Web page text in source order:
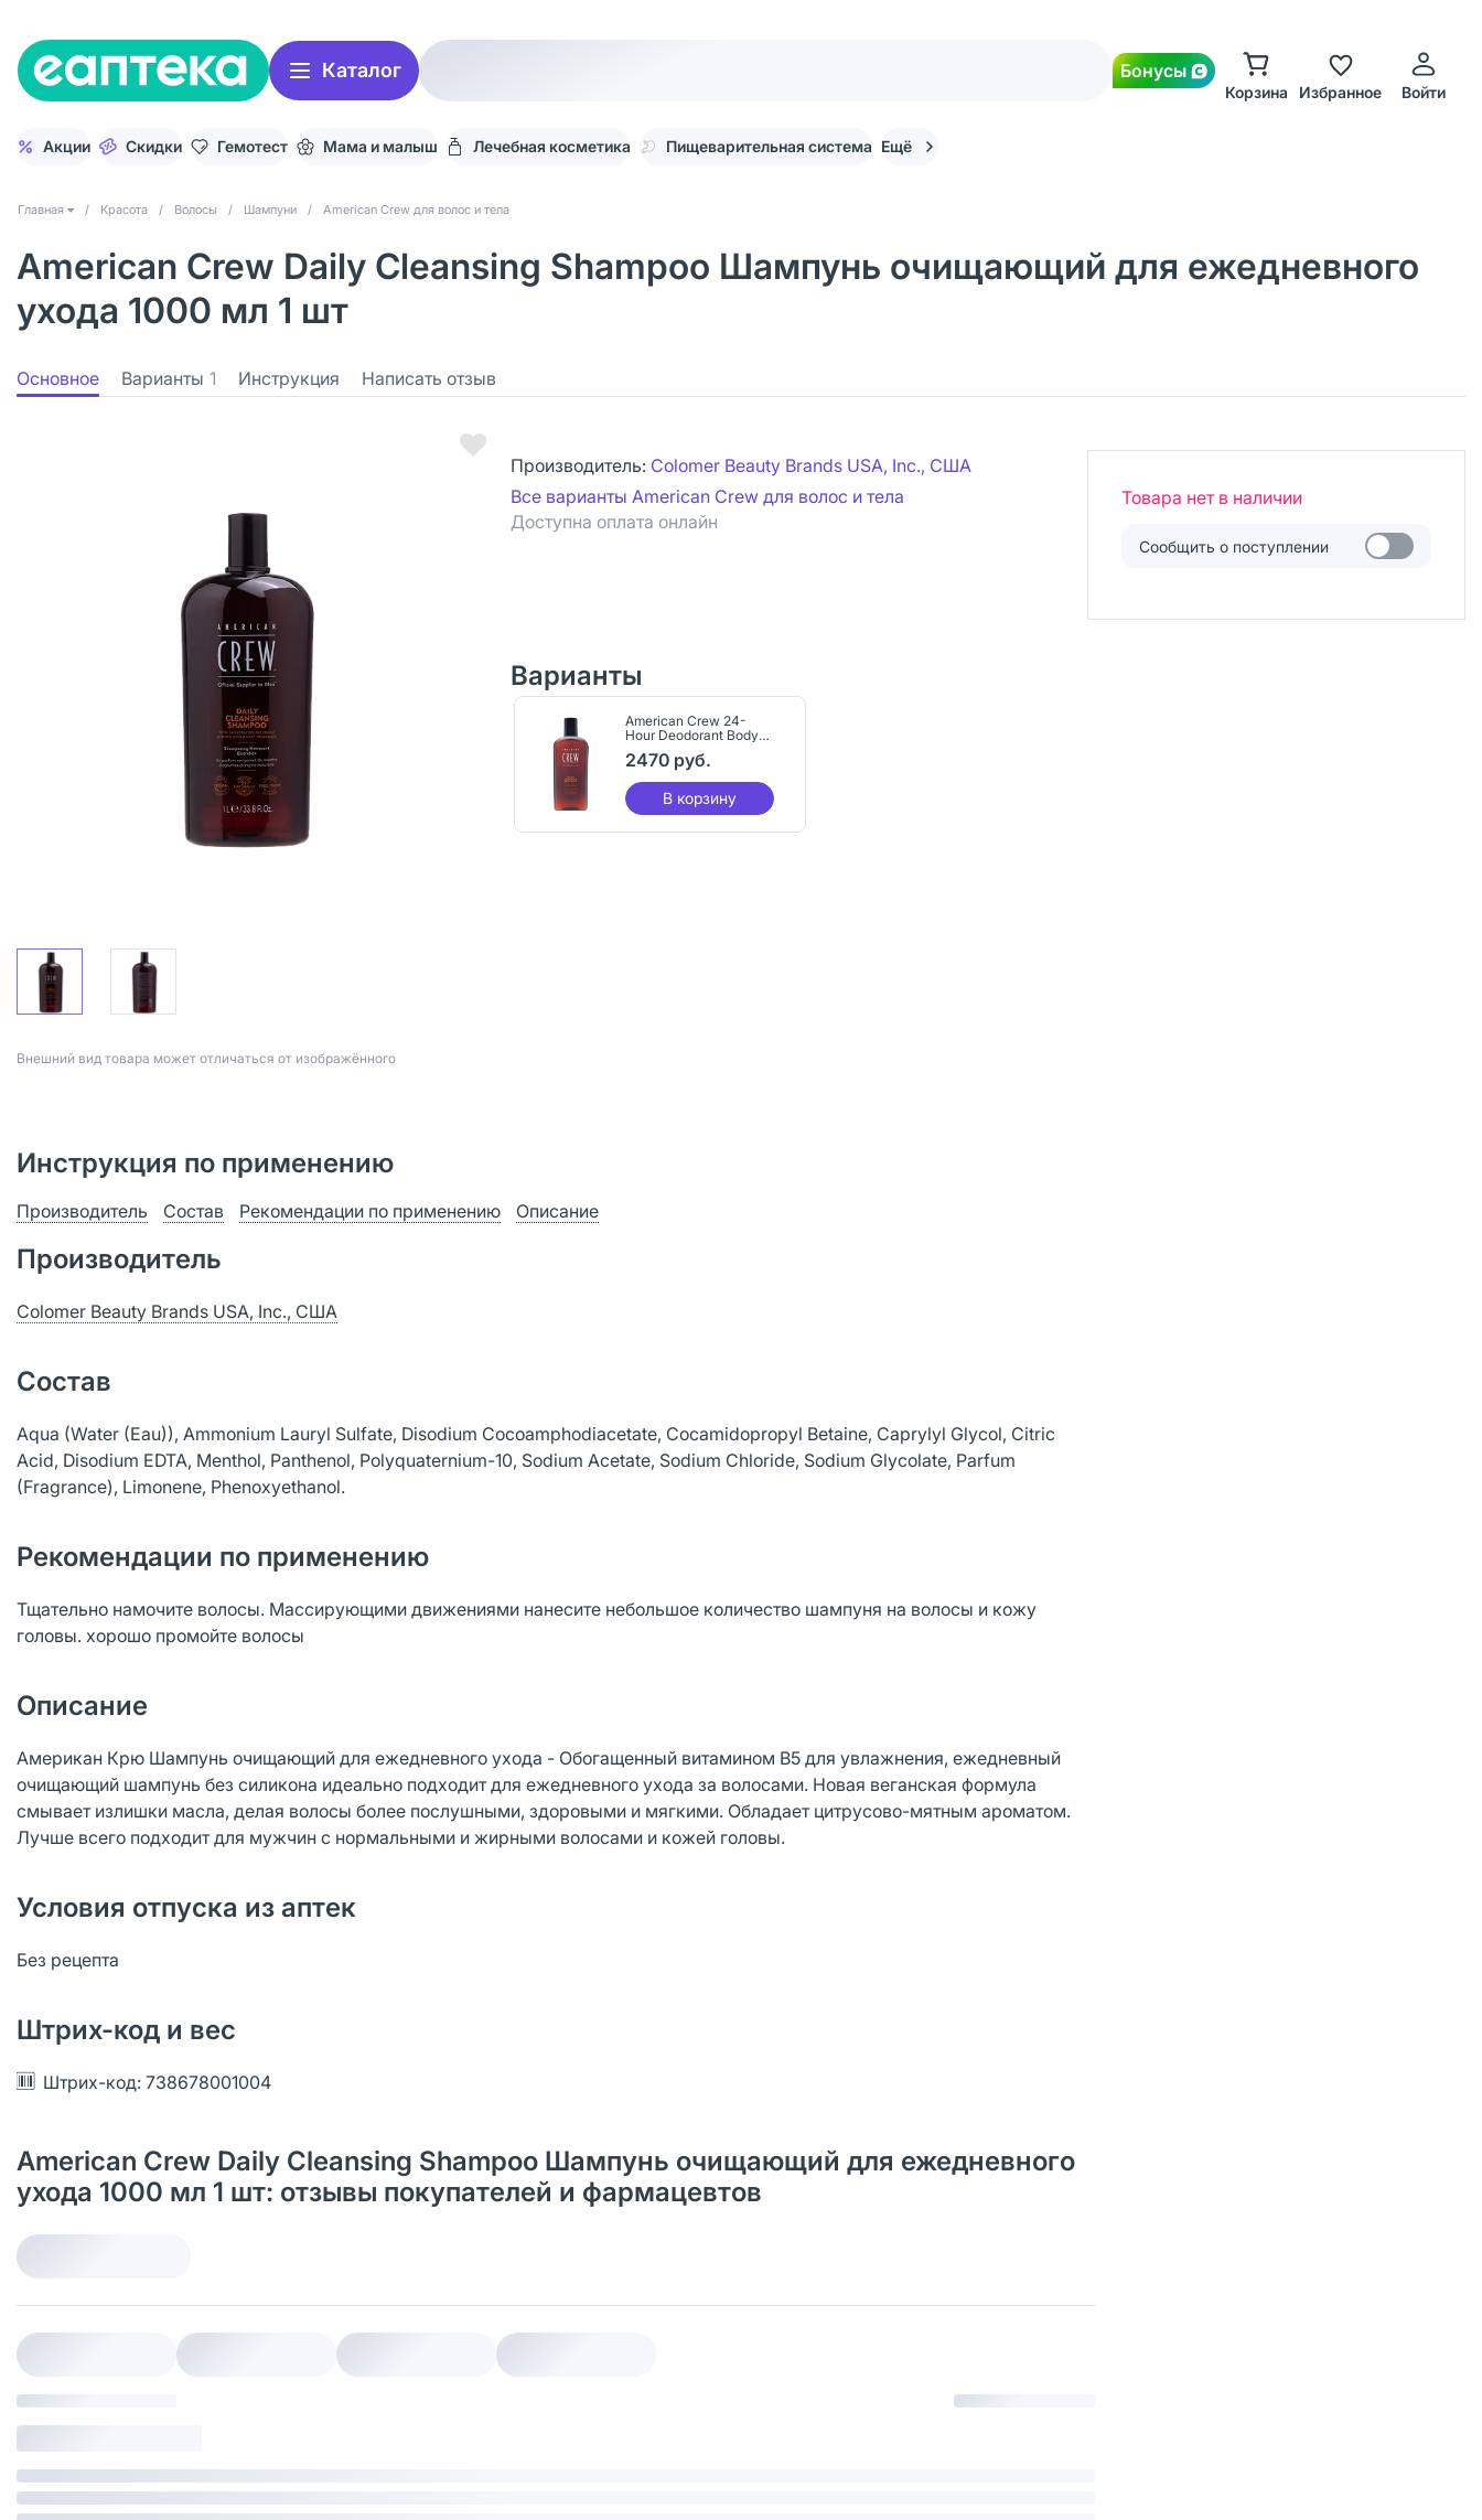
Каталог Бонусы
Корзина Избранное Войти
Акции Скидки Гемотест Мама и малыш Лечебная косметика Пищеварительная система Ещё
Главная / Красота / Волосы / Шампуни / American Crew для волос и тела
American Crew Daily Cleansing Shampoo Шампунь очищающий для ежедневного
ухода 1000 мл 1 шт
Основное Варианты 1 Инструкция Написать отзыв
Bнешний вид товара может отличаться от изображённого
Производитель: Colomer Beauty Brands USA, Inc., США
Все варианты American Crew для волос и тела
Доступна оплата онлайн
Товара нет в наличии
Сообщить о поступлении
Варианты
American Crew 24-
Hour Deodorant Body
Wash Гель для душа
дезодорирующий 450
мл 1 шт
2470 руб.
В корзину
Инструкция по применению
Производитель Состав Рекомендации по применению Описание
Производитель
Colomer Beauty Brands USA, Inc., США
Состав
Aqua (Water (Eau)), Ammonium Lauryl Sulfate, Disodium Cocoamphodiacetate, Cocamidopropyl Betaine, Caprylyl Glycol, Citric
Acid, Disodium EDTA, Menthol, Panthenol, Polyquaternium-10, Sodium Acetate, Sodium Chloride, Sodium Glycolate, Parfum
(Fragrance), Limonene, Phenoxyethanol.
Рекомендации по применению
Тщательно намочите волосы. Массирующими движениями нанесите небольшое количество шампуня на волосы и кожу
головы. хорошо промойте волосы
Описание
Американ Крю Шампунь очищающий для ежедневного ухода - Обогащенный витамином В5 для увлажнения, ежедневный
очищающий шампунь без силикона идеально подходит для ежедневного ухода за волосами. Новая веганская формула
смывает излишки масла, делая волосы более послушными, здоровыми и мягкими. Обладает цитрусово-мятным ароматом.
Лучше всего подходит для мужчин с нормальными и жирными волосами и кожей головы.
Условия отпуска из аптек
Без рецепта
Штрих-код и вес
Штрих-код: 738678001004
American Crew Daily Cleansing Shampoo Шампунь очищающий для ежедневного
ухода 1000 мл 1 шт: отзывы покупателей и фармацевтов